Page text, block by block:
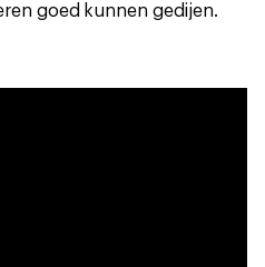
goed kunnen gedijen.